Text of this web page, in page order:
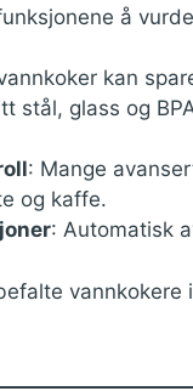
å
kan
stål, glass og
: Mange
og kaffe.
: Automatisk